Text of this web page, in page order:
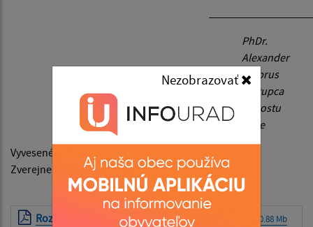
Nezobrazovať
PhDr.
Alexander
Ambrus
zástupca
starostu
obce
Vyvesené na úradnej tabuli obce dňa: 04.04.2023
Zverejnené na webovom sídle obce dňa: 04.04.2023
Rozpočet obce Gemerská Hôrka na r. 2023 | PDF | 0.88 Mb